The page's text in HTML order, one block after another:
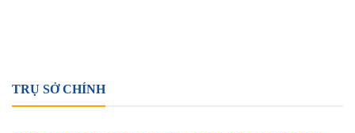
TRỤ SỞ CHÍNH